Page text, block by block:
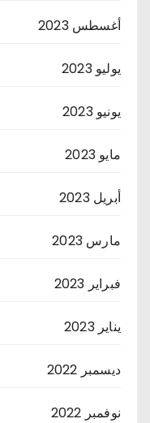
أغسطس 2023
يوليو 2023
يونيو 2023
مايو 2023
أبريل 2023
مارس 2023
فبراير 2023
يناير 2023
ديسمبر 2022
نوفمبر 2022